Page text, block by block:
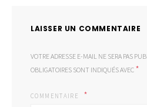
LAISSER UN COMMENTAIRE
VOTRE ADRESSE E-MAIL NE SERA PAS
OBLIGATOIRES SONT INDIQUÉS AVEC *
COMMENTAIRE